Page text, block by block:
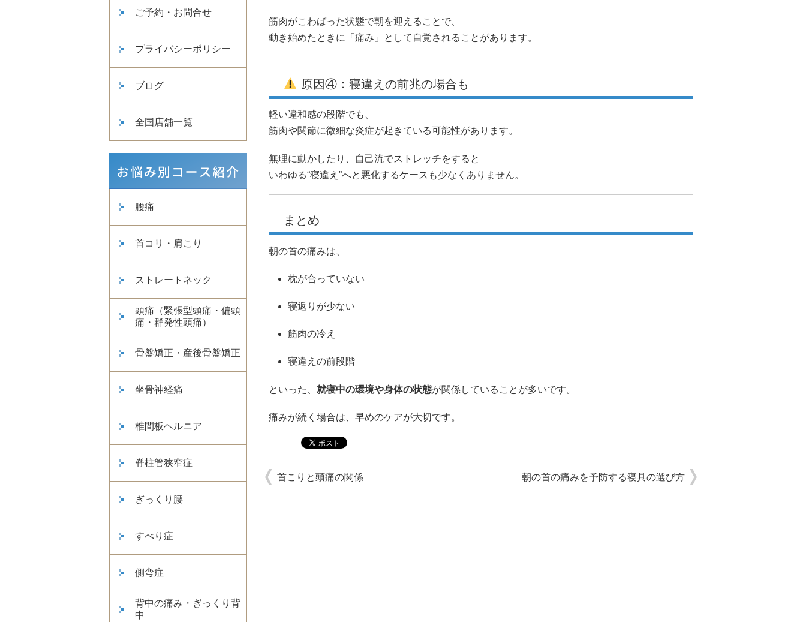
ご予約・お問合せ
プライバシーポリシー
ブログ
全国店舗一覧
腰痛
首コリ・肩こり
ストレートネック
頭痛（緊張型頭痛・偏頭
痛・群発性頭痛）
骨盤矯正・産後骨盤矯正
坐骨神経痛
椎間板ヘルニア
脊柱管狭窄症
ぎっくり腰
すべり症
側弯症
背中の痛み・ぎっくり背
中
筋肉がこわばった状態で朝を迎えることで、
動き始めたときに「痛み」として自覚されることがあります。
原因④：寝違えの前兆の場合も
軽い違和感の段階でも、
筋肉や関節に微細な炎症が起きている可能性があります。
無理に動かしたり、自己流でストレッチをすると
いわゆる“寝違え”へと悪化するケースも少なくありません。
まとめ
朝の首の痛みは、
枕が合っていない
寝返りが少ない
筋肉の冷え
寝違えの前段階
といった、 就寝中の環境や身体の状態が関係していることが多いです。
痛みが続く場合は、早めのケアが大切です。
首こりと頭痛の関係 朝の首の痛みを予防する寝具の選び方